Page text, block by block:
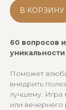
В КОРЗИНУ
60 вопросов
Поможет
внедрить
лучшему. Игра
или вечернего
Подписывайся на
обещаем
практиками и
рассказывать про
ZEN карточки
ZEN карточки
Доставка и